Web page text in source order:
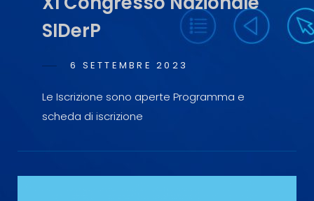
SIDerP
POSTED
6 SETTEMBRE 2023
SCOPELLITI
Le Iscrizione sono aperte Programma e
scheda di iscrizione